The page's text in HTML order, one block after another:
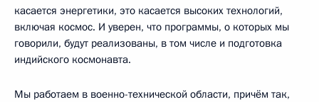
касается энергетики, это касается высоких технологий,
включая космос. И уверен, что программы, о которых мы
говорили, будут реализованы, в том числе и подготовка
индийского космонавта.
Мы работаем в военно-технической области, причём так,